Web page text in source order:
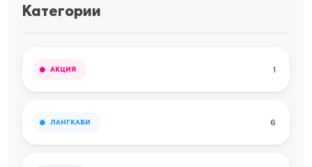
Категории
АКЦИЯ 1
ЛАНГКАВИ 6